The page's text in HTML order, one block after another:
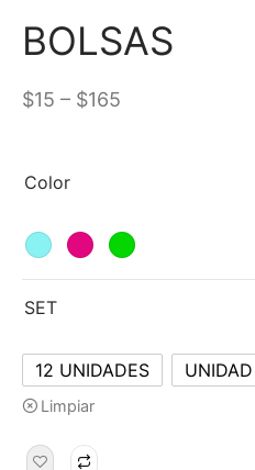
BOLSAS
$15 – $165
Color
SET
12 UNIDADES UNIDAD
Limpiar